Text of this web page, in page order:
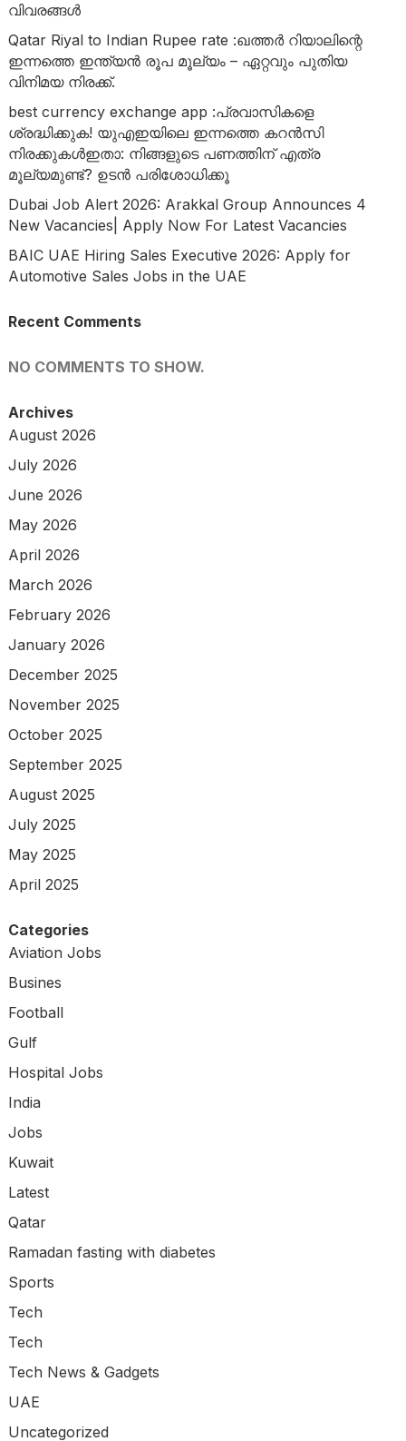
വിവരങ്ങൾ
Qatar Riyal to Indian Rupee rate :ഖത്തർ റിയാലിന്റെ
ഇന്നത്തെ ഇന്ത്യൻ രൂപ മൂല്യം – ഏറ്റവും പുതിയ
വിനിമയ നിരക്ക്.
best currency exchange app :പ്രവാസികളെ
ശ്രദ്ധിക്കുക! യുഎഇയിലെ ഇന്നത്തെ കറൻസി
നിരക്കുകൾഇതാ: നിങ്ങളുടെ പണത്തിന് എത്ര
മൂല്യമുണ്ട്? ഉടൻ പരിശോധിക്കൂ
Dubai Job Alert 2026: Arakkal Group Announces 4
New Vacancies| Apply Now For Latest Vacancies
BAIC UAE Hiring Sales Executive 2026: Apply for
Automotive Sales Jobs in the UAE
Recent Comments
NO COMMENTS TO SHOW.
Archives
August 2026
July 2026
June 2026
May 2026
April 2026
March 2026
February 2026
January 2026
December 2025
November 2025
October 2025
September 2025
August 2025
July 2025
May 2025
April 2025
Categories
Aviation Jobs
Busines
Football
Gulf
Hospital Jobs
India
Jobs
Kuwait
Latest
Qatar
Ramadan fasting with diabetes
Sports
Tech
Tech
Tech News & Gadgets
UAE
Uncategorized